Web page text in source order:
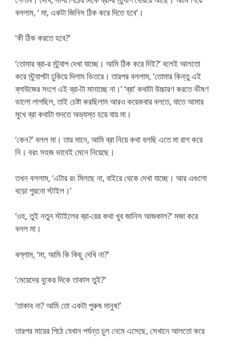
বললাম, ‘ মা, একটা জিনিস ঠিক করে দিতে হবে’।
‘কী ঠিক করতে হবে?’
‘তোমার ব্রা-র স্ট্র্যাপ দেখা যাচ্ছে। আমি ঠিক করে দিই?’ বলেই আলতো
করে স্ট্র্যাপটা ঢুকিয়ে দিলাম ভিতরে। তারপর বললাম, ‘তোমার কিন্তু এই
ব্লাউজের সংগে এই ব্রা-টা মানাচ্ছে না।’ ‘ব্রা’ কথাটা উচ্চারণ করতে ভীষণ
ভালো লাগছিল, তাই চেষ্টা করছিলাম আরও কয়েকবার বলতে, যাতে আমার
মুখে ব্রা কথাটা শুনতে অভ্যস্ত হয়ে যায় মা।
‘কেন?’ বলল মা। তার মানে, আমি ব্রা নিয়ে কথা বলছি এতে মা রাগ করে
নি। বরং সহজ ভাবেই মেনে নিয়েছে।
তখন বললাম, ‘এটার রং মিলছে না, বাইরে থেকে দেখা যাচ্ছে। আর এগুলো
বড়ো পুরনো স্টাইল।’
‘ওহ, তুই নতুন স্টাইলের ব্রা-য়ের কথা খুব জানিস আজকাল?’ মজা করে
বলল মা।
বল্লাম, ‘মা, আমি কি কিছু দেখি না?’
‘মেয়েদের বুকের দিকে তাকাস তুই?’
‘তাকাব না? আমি তো একটা পুরুষ মানুষ!’
তারপর মায়ের পিঠে যেখান পর্যন্ত চুল নেমে এসেছে, সেখানে আলতো করে